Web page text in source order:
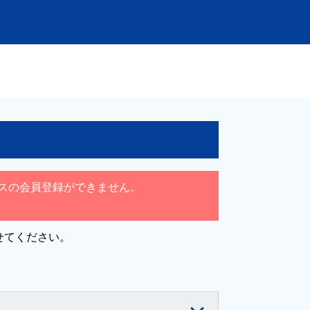
会員登録ができません。
ください。